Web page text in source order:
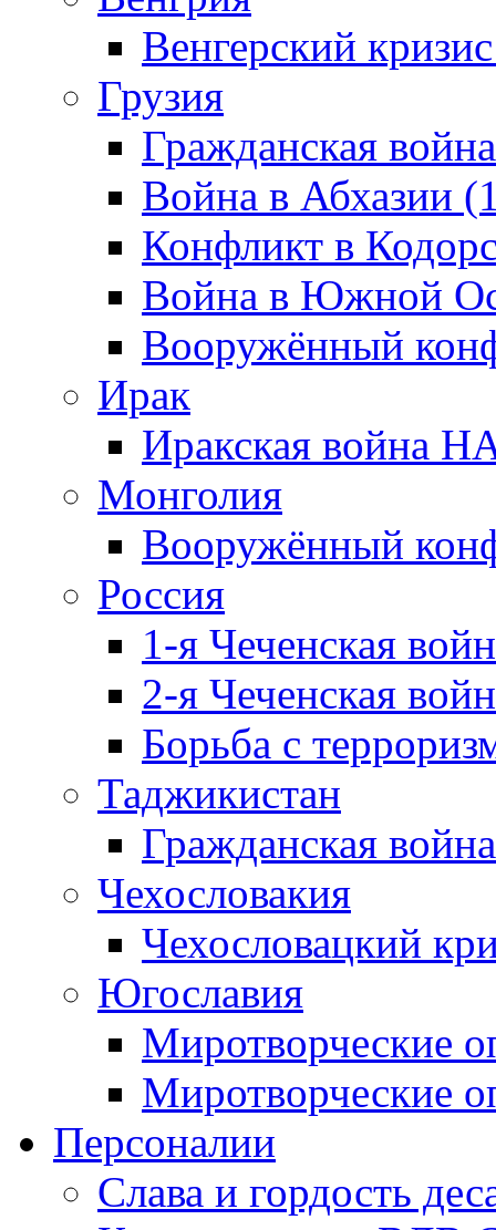
Венгерский
Грузия
Гражданская
Война в Абхазии
Конфликт в
Война в Южной
Вооружённый
Ирак
Иракская война
Монголия
Вооружённый
Россия
1-я Чеченская
2-я Чеченская
Борьба с
Таджикистан
Гражданская
Чехословакия
Чехословацкий
Югославия
Миротворческие
Миротворческие
Персоналии
Слава и гордость